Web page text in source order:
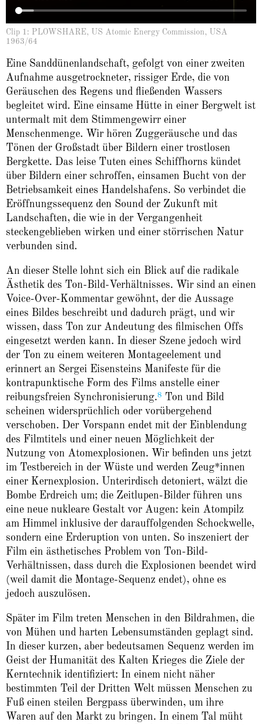
Clip 1: PLOWSHARE, US Atomic Energy Commission, USA
1963/64
Eine Sanddünenlandschaft, gefolgt von einer zweiten
Aufnahme ausgetrockneter, rissiger Erde, die von
Geräuschen des Regens und fließenden Wassers
begleitet wird. Eine einsame Hütte in einer Bergwelt ist
untermalt mit dem Stimmengewirr einer
Menschenmenge. Wir hören Zuggeräusche und das
Tönen der Großstadt über Bildern einer trostlosen
Bergkette. Das leise Tuten eines Schiffhorns kündet
über Bildern einer schroffen, einsamen Bucht von der
Betriebsamkeit eines Handelshafens. So verbindet die
Eröffnungssequenz den Sound der Zukunft mit
Landschaften, die wie in der Vergangenheit
steckengeblieben wirken und einer störrischen Natur
verbunden sind.
An dieser Stelle lohnt sich ein Blick auf die radikale
Ästhetik des Ton-Bild-Verhältnisses. Wir sind an einen
Voice-Over-Kommentar gewöhnt, der die Aussage
eines Bildes beschreibt und dadurch prägt, und wir
wissen, dass Ton zur Andeutung des filmischen Offs
eingesetzt werden kann. In dieser Szene jedoch wird
der Ton zu einem weiteren Montageelement und
erinnert an Sergei Eisensteins Manifeste für die
kontrapunktische Form des Films anstelle einer
reibungsfreien Synchronisierung.8 Ton und Bild
scheinen widersprüchlich oder vorübergehend
verschoben. Der Vorspann endet mit der Einblendung
des Filmtitels und einer neuen Möglichkeit der
Nutzung von Atomexplosionen. Wir befinden uns jetzt
im Testbereich in der Wüste und werden Zeug*innen
einer Kernexplosion. Unterirdisch detoniert, wälzt die
Bombe Erdreich um; die Zeitlupen-Bilder führen uns
eine neue nukleare Gestalt vor Augen: kein Atompilz
am Himmel inklusive der darauffolgenden Schockwelle,
sondern eine Erderuption von unten. So inszeniert der
Film ein ästhetisches Problem von Ton-Bild-
Verhältnissen, dass durch die Explosionen beendet wird
(weil damit die Montage-Sequenz endet), ohne es
jedoch auszulösen.
Später im Film treten Menschen in den Bildrahmen, die
von Mühen und harten Lebensumständen geplagt sind.
In dieser kurzen, aber bedeutsamen Sequenz werden im
Geist der Humanität des Kalten Krieges die Ziele der
Kerntechnik identifiziert: In einem nicht näher
bestimmten Teil der Dritten Welt müssen Menschen zu
Fuß einen steilen Bergpass überwinden, um ihre
Waren auf den Markt zu bringen. In einem Tal müht